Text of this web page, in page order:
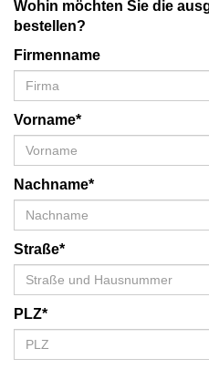
Wohin möchten Sie die
bestellen?
Firmenname
Vorname*
Nachname*
Straße*
PLZ*